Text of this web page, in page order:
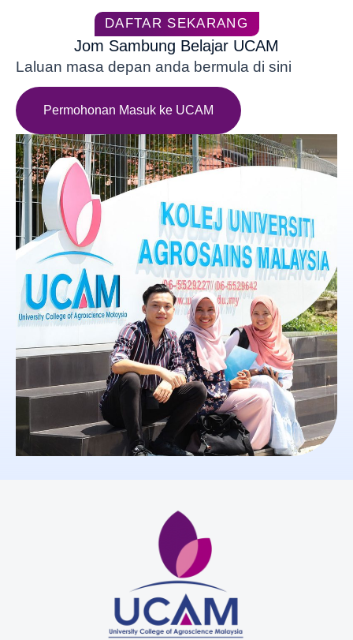
DAFTAR SEKARANG
Jom Sambung Belajar UCAM
Laluan masa depan anda bermula di sini
Permohonan Masuk ke UCAM